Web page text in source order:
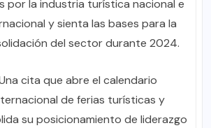
por la industria turística nacional e
y sienta las bases para la
del sector durante 2024.
cita que abre el calendario
de ferias turísticas y
su posicionamiento de liderazgo